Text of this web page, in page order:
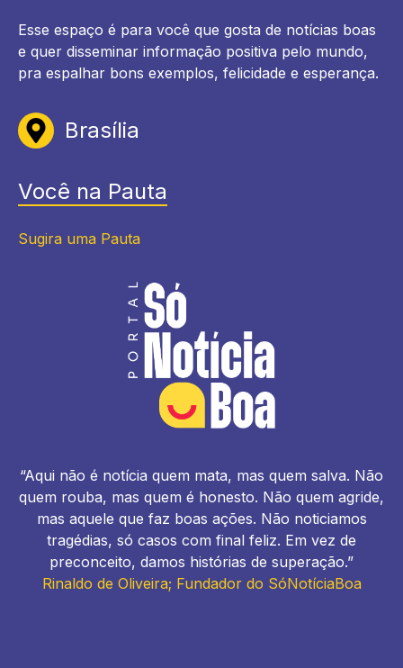
Esse espaço é para você que gosta de notícias boas
e quer disseminar informação positiva pelo mundo,
pra espalhar bons exemplos, felicidade e esperança.
Brasília
Você na Pauta
Sugira uma Pauta
“Aqui não é notícia quem mata, mas quem salva. Não
quem rouba, mas quem é honesto. Não quem agride,
mas aquele que faz boas ações. Não noticiamos
tragédias, só casos com final feliz. Em vez de
preconceito, damos histórias de superação.”
Rinaldo de Oliveira; Fundador do SóNotíciaBoa